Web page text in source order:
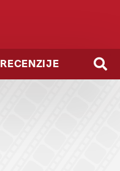
RECENZIJE